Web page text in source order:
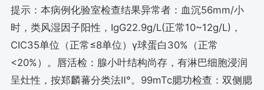
提示：本病例化验室检查结果异常者：血沉56mm/小
时，类风湿因子阳性，IgG22.9g/L(正常10~12g/L)，
CIC35单位（正常≤8单位）γ球蛋白30%（正常
<20%）。唇活检：腺小叶结构尚存，有淋巴细胞浸润
呈灶性，按郑麟蕃分类法Ⅱ°。99mTc腮功检查：双侧腮